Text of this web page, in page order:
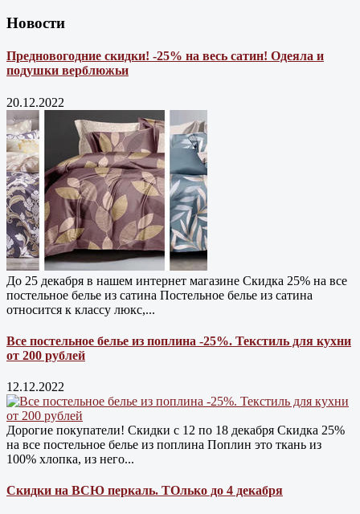
Новости
Предновогодние скидки! -25% на весь сатин! Одеяла и
подушки верблюжьи
20.12.2022
До 25 декабря в нашем интернет магазине Cкидка 25% на все
постельное белье из сатина Постельное белье из сатина
относится к классу люкс,...
Все постельное белье из поплина -25%. Текстиль для кухни
от 200 рублей
12.12.2022
Дорогие покупатели! Скидки с 12 по 18 декабря Скидка 25%
на все постельное белье из поплина Поплин это ткань из
100% хлопка, из него...
Скидки на ВСЮ перкаль. ТОлько до 4 декабря